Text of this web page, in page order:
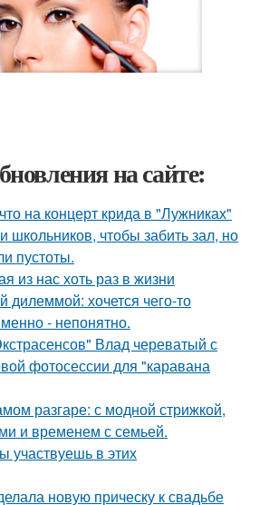
на сайте:
на концерт крида в "Лужниках"
школьников, чтобы забить зал, но
пустоты.
из нас хоть раз в жизни
дилеммой: хочется чего-то
- непонятно.
Влад череватый с
фотосессии для "каравана
разгаре: с модной стрижкой,
и временем с семьей.
участвуешь в этих
новую прическу к свадьбе